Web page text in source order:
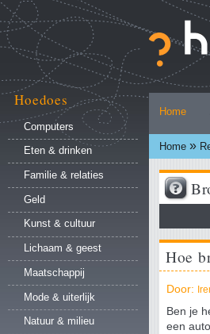
naar
inhoud.
Ga
naar
navigatie
Persoonlijke
hulpmiddelen
Home
Home »
Hoedoes
Computers
Eten & drinken
Familie & relaties
Geld
Kunst & cultuur
Lichaam & geest
Maatschappij
Mode & uiterlijk
Natuur & milieu
Hoe
Door:
Ben je
een